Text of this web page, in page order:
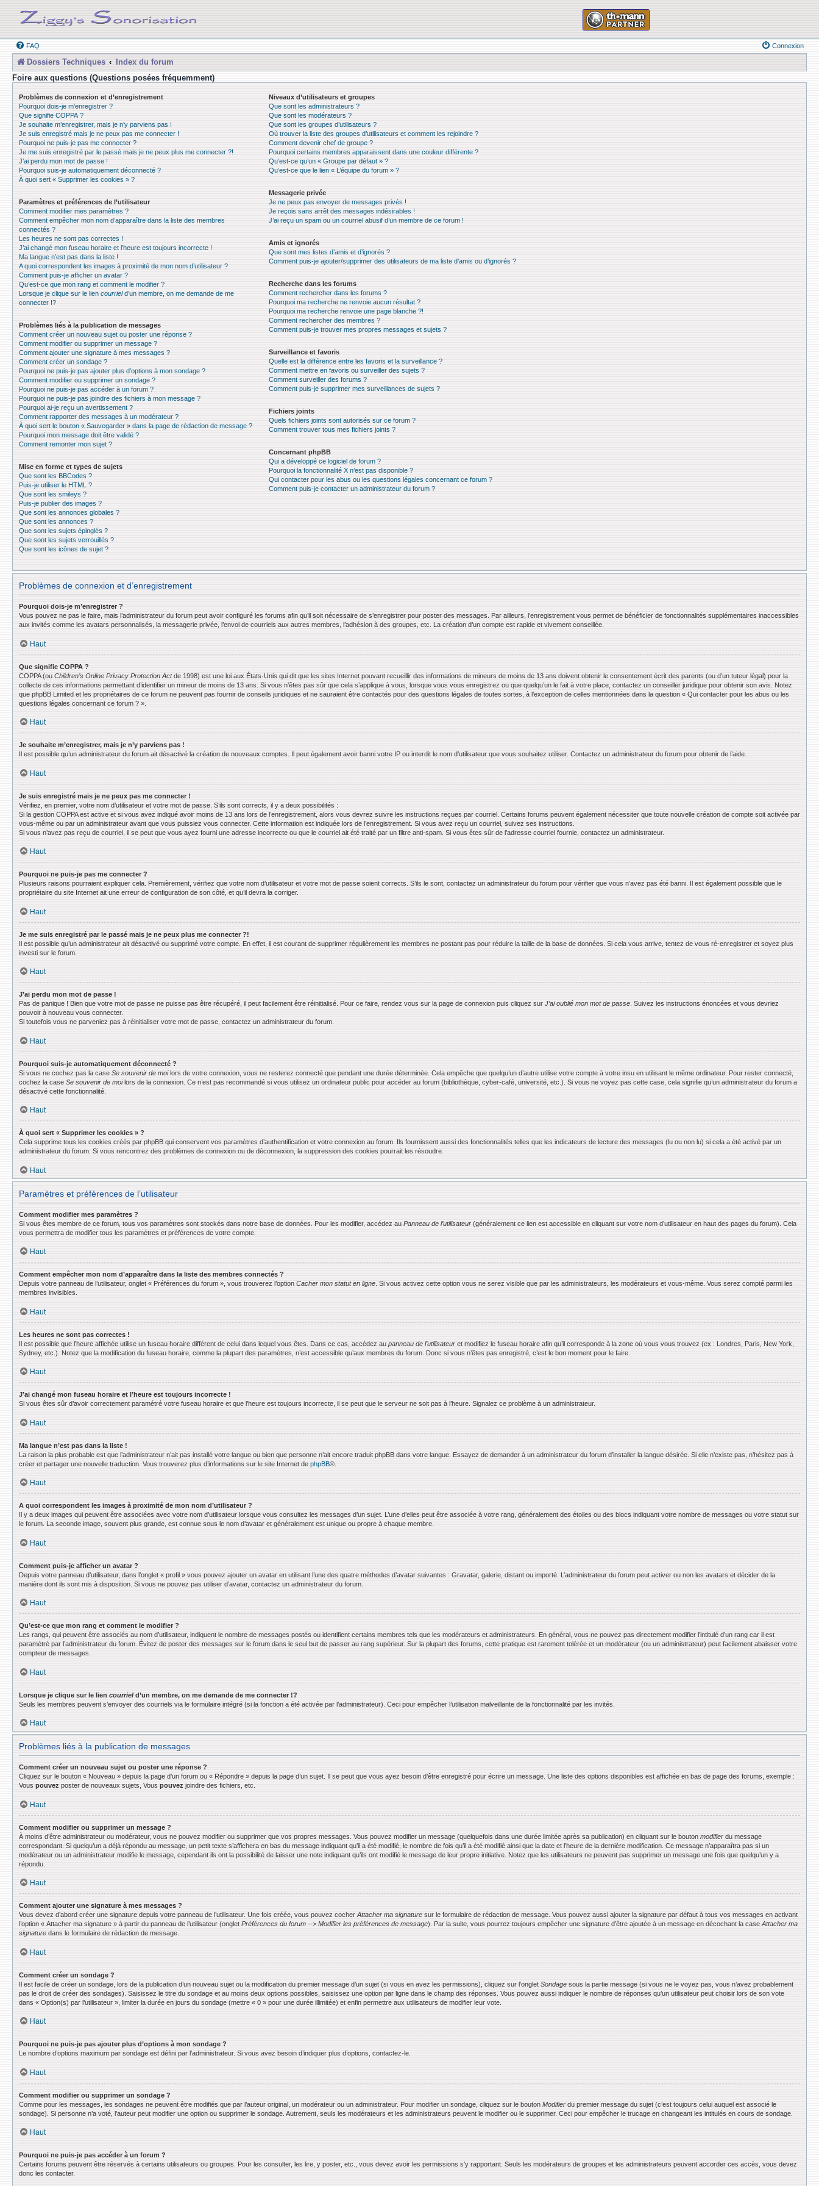
FAQ Connexion
Dossiers Techniques
Index du forum
Foire aux questions (Questions posées fréquemment)
Problèmes de connexion et d’enregistrement
Pourquoi dois-je m’enregistrer ?
Que signifie COPPA ?
Je souhaite m’enregistrer, mais je n’y parviens pas !
Je suis enregistré mais je ne peux pas me connecter !
Pourquoi ne puis-je pas me connecter ?
Je me suis enregistré par le passé mais je ne peux plus me connecter ?!
J’ai perdu mon mot de passe !
Pourquoi suis-je automatiquement déconnecté ?
À quoi sert « Supprimer les cookies » ?
Paramètres et préférences de l’utilisateur
Comment modifier mes paramètres ?
Comment empêcher mon nom d’apparaître dans la liste des membres
connectés ?
Les heures ne sont pas correctes !
J’ai changé mon fuseau horaire et l’heure est toujours incorrecte !
Ma langue n’est pas dans la liste !
A quoi correspondent les images à proximité de mon nom d’utilisateur ?
Comment puis-je afficher un avatar ?
Qu’est-ce que mon rang et comment le modifier ?
Lorsque je clique sur le lien courrield’un membre, on me demande de me
connecter !?
Problèmes liés à la publication de messages
Comment créer un nouveau sujet ou poster une réponse ?
Comment modifier ou supprimer un message ?
Comment ajouter une signature à mes messages ?
Comment créer un sondage ?
Pourquoi ne puis-je pas ajouter plus d’options à mon sondage ?
Comment modifier ou supprimer un sondage ?
Pourquoi ne puis-je pas accéder à un forum ?
Pourquoi ne puis-je pas joindre des fichiers à mon message ?
Pourquoi ai-je reçu un avertissement ?
Comment rapporter des messages à un modérateur ?
À quoi sert le bouton « Sauvegarder » dans la page de rédaction de message ?
Pourquoi mon message doit être validé ?
Comment remonter mon sujet ?
Mise en forme et types de sujets
Que sont les BBCodes ?
Puis-je utiliser le HTML ?
Que sont les smileys ?
Puis-je publier des images ?
Que sont les annonces globales ?
Que sont les annonces ?
Que sont les sujets épinglés ?
Que sont les sujets verrouillés ?
Que sont les icônes de sujet ?
Niveaux d’utilisateurs et groupes
Que sont les administrateurs ?
Que sont les modérateurs ?
Que sont les groupes d’utilisateurs ?
Où trouver la liste des groupes d’utilisateurs et comment les rejoindre ?
Comment devenir chef de groupe ?
Pourquoi certains membres apparaissent dans une couleur différente ?
Qu’est-ce qu’un « Groupe par défaut » ?
Qu’est-ce que le lien « L’équipe du forum » ?
Messagerie privée
Je ne peux pas envoyer de messages privés !
Je reçois sans arrêt des messages indésirables !
J’ai reçu un spam ou un courriel abusif d’un membre de ce forum !
Amis et ignorés
Que sont mes listes d’amis et d’ignorés ?
Comment puis-je ajouter/supprimer des utilisateurs de ma liste d’amis ou d’ignorés ?
Recherche dans les forums
Comment rechercher dans les forums ?
Pourquoi ma recherche ne renvoie aucun résultat ?
Pourquoi ma recherche renvoie une page blanche ?!
Comment rechercher des membres ?
Comment puis-je trouver mes propres messages et sujets ?
Surveillance et favoris
Quelle est la différence entre les favoris et la surveillance ?
Comment mettre en favoris ou surveiller des sujets ?
Comment surveiller des forums ?
Comment puis-je supprimer mes surveillances de sujets ?
Fichiers joints
Quels fichiers joints sont autorisés sur ce forum ?
Comment trouver tous mes fichiers joints ?
Concernant phpBB
Qui a développé ce logiciel de forum ?
Pourquoi la fonctionnalité X n’est pas disponible ?
Qui contacter pour les abus ou les questions légales concernant ce forum ?
Comment puis-je contacter un administrateur du forum ?
Problèmes de connexion et d’enregistrement
Pourquoi dois-je m’enregistrer ?
Vous pouvez ne pas le faire, mais l’administrateur du forum peut avoir configuré les forums afin qu’il soit nécessaire de s’enregistrer pour poster des messages. Par ailleurs, l’enregistrement vous permet de bénéficier de fonctionnalités supplémentaires inaccessibles
aux invités comme les avatars personnalisés, la messagerie privée, l’envoi de courriels aux autres membres, l’adhésion à des groupes, etc. La création d’un compte est rapide et vivement conseillée.
Haut
Que signifie COPPA ?
COPPA (ou Children’s Online Privacy Protection Actde 1998) est une loi aux États-Unis qui dit que les sites Internet pouvant recueillir des informations de mineurs de moins de 13 ans doivent obtenir le consentement écrit des parents (ou d’un tuteur légal) pour la
collecte de ces informations permettant d’identifier un mineur de moins de 13 ans. Si vous n’êtes pas sûr que cela s’applique à vous, lorsque vous vous enregistrez ou que quelqu’un le fait à votre place, contactez un conseiller juridique pour obtenir son avis. Notez
que phpBB Limited et les propriétaires de ce forum ne peuvent pas fournir de conseils juridiques et ne sauraient être contactés pour des questions légales de toutes sortes, à l’exception de celles mentionnées dans la question « Qui contacter pour les abus ou les
questions légales concernant ce forum ? ».
Haut
Je souhaite m’enregistrer, mais je n’y parviens pas !
Il est possible qu’un administrateur du forum ait désactivé la création de nouveaux comptes. Il peut également avoir banni votre IP ou interdit le nom d’utilisateur que vous souhaitez utiliser. Contactez un administrateur du forum pour obtenir de l’aide.
Haut
Je suis enregistré mais je ne peux pas me connecter !
Vérifiez, en premier, votre nom d’utilisateur et votre mot de passe. S’ils sont corrects, il y a deux possibilités :
Si la gestion COPPA est active et si vous avez indiqué avoir moins de 13 ans lors de l’enregistrement, alors vous devrez suivre les instructions reçues par courriel. Certains forums peuvent également nécessiter que toute nouvelle création de compte soit activée par
vous-même ou par un administrateur avant que vous puissiez vous connecter. Cette information est indiquée lors de l’enregistrement. Si vous avez reçu un courriel, suivez ses instructions.
Si vous n’avez pas reçu de courriel, il se peut que vous ayez fourni une adresse incorrecte ou que le courriel ait été traité par un filtre anti-spam. Si vous êtes sûr de l’adresse courriel fournie, contactez un administrateur.
Haut
Pourquoi ne puis-je pas me connecter ?
Plusieurs raisons pourraient expliquer cela. Premièrement, vérifiez que votre nom d’utilisateur et votre mot de passe soient corrects. S’ils le sont, contactez un administrateur du forum pour vérifier que vous n’avez pas été banni. Il est également possible que le
propriétaire du site Internet ait une erreur de configuration de son côté, et qu’il devra la corriger.
Haut
Je me suis enregistré par le passé mais je ne peux plus me connecter ?!
Il est possible qu’un administrateur ait désactivé ou supprimé votre compte. En effet, il est courant de supprimer régulièrement les membres ne postant pas pour réduire la taille de la base de données. Si cela vous arrive, tentez de vous ré-enregistrer et soyez plus
investi sur le forum.
Haut
J’ai perdu mon mot de passe !
Pas de panique ! Bien que votre mot de passe ne puisse pas être récupéré, il peut facilement être réinitialisé. Pour ce faire, rendez vous sur la page de connexion puis cliquez sur J’ai oublié mon mot de passe . Suivez les instructions énoncées et vous devriez
pouvoir à nouveau vous connecter.
Si toutefois vous ne parveniez pas à réinitialiser votre mot de passe, contactez un administrateur du forum.
Haut
Pourquoi suis-je automatiquement déconnecté ?
Si vous ne cochez pas la case Se souvenir de moilors de votre connexion, vous ne resterez connecté que pendant une durée déterminée. Cela empêche que quelqu’un d’autre utilise votre compte à votre insu en utilisant le même ordinateur. Pour rester connecté,
cochez la case Se souvenir de moilors de la connexion. Ce n’est pas recommandé si vous utilisez un ordinateur public pour accéder au forum (bibliothèque, cyber-café, université, etc.). Si vous ne voyez pas cette case, cela signifie qu’un administrateur du forum a
désactivé cette fonctionnalité.
Haut
À quoi sert « Supprimer les cookies » ?
Cela supprime tous les cookies créés par phpBB qui conservent vos paramètres d’authentification et votre connexion au forum. Ils fournissent aussi des fonctionnalités telles que les indicateurs de lecture des messages (lu ou non lu) si cela a été activé par un
administrateur du forum. Si vous rencontrez des problèmes de connexion ou de déconnexion, la suppression des cookies pourrait les résoudre.
Haut
Paramètres et préférences de l’utilisateur
Comment modifier mes paramètres ?
Si vous êtes membre de ce forum, tous vos paramètres sont stockés dans notre base de données. Pour les modifier, accédez au Panneau de l’utilisateur (généralement ce lien est accessible en cliquant sur votre nom d’utilisateur en haut des pages du forum). Cela
vous permettra de modifier tous les paramètres et préférences de votre compte.
Haut
Comment empêcher mon nom d’apparaître dans la liste des membres connectés ?
Depuis votre panneau de l’utilisateur, onglet « Préférences du forum », vous trouverez l’option Cacher mon statut en ligne . Si vous activez cette option vous ne serez visible que par les administrateurs, les modérateurs et vous-même. Vous serez compté parmi les
membres invisibles.
Haut
Les heures ne sont pas correctes !
Il est possible que l’heure affichée utilise un fuseau horaire différent de celui dans lequel vous êtes. Dans ce cas, accédez au panneau de l’utilisateur et modifiez le fuseau horaire afin qu’il corresponde à la zone où vous vous trouvez (ex : Londres, Paris, New York,
Sydney, etc.). Notez que la modification du fuseau horaire, comme la plupart des paramètres, n’est accessible qu’aux membres du forum. Donc si vous n’êtes pas enregistré, c’est le bon moment pour le faire.
Haut
J’ai changé mon fuseau horaire et l’heure est toujours incorrecte !
Si vous êtes sûr d’avoir correctement paramétré votre fuseau horaire et que l’heure est toujours incorrecte, il se peut que le serveur ne soit pas à l’heure. Signalez ce problème à un administrateur.
Haut
Ma langue n’est pas dans la liste !
La raison la plus probable est que l’administrateur n’ait pas installé votre langue ou bien que personne n’ait encore traduit phpBB dans votre langue. Essayez de demander à un administrateur du forum d’installer la langue désirée. Si elle n’existe pas, n’hésitez pas à
créer et partager une nouvelle traduction. Vous trouverez plus d’informations sur le site Internet de phpBB®.
Haut
A quoi correspondent les images à proximité de mon nom d’utilisateur ?
Il y a deux images qui peuvent être associées avec votre nom d’utilisateur lorsque vous consultez les messages d’un sujet. L’une d’elles peut être associée à votre rang, généralement des étoiles ou des blocs indiquant votre nombre de messages ou votre statut sur
le forum. La seconde image, souvent plus grande, est connue sous le nom d’avatar et généralement est unique ou propre à chaque membre.
Haut
Comment puis-je afficher un avatar ?
Depuis votre panneau d’utilisateur, dans l’onglet « profil » vous pouvez ajouter un avatar en utilisant l’une des quatre méthodes d’avatar suivantes : Gravatar, galerie, distant ou importé. L’administrateur du forum peut activer ou non les avatars et décider de la
manière dont ils sont mis à disposition. Si vous ne pouvez pas utiliser d’avatar, contactez un administrateur du forum.
Haut
Qu’est-ce que mon rang et comment le modifier ?
Les rangs, qui peuvent être associés au nom d’utilisateur, indiquent le nombre de messages postés ou identifient certains membres tels que les modérateurs et administrateurs. En général, vous ne pouvez pas directement modifier l’intitulé d’un rang car il est
paramétré par l’administrateur du forum. Évitez de poster des messages sur le forum dans le seul but de passer au rang supérieur. Sur la plupart des forums, cette pratique est rarement tolérée et un modérateur (ou un administrateur) peut facilement abaisser votre
compteur de messages.
Haut
Lorsque je clique sur le lien courrield’un membre, on me demande de me connecter !?
Seuls les membres peuvent s’envoyer des courriels via le formulaire intégré (si la fonction a été activée par l’administrateur). Ceci pour empêcher l’utilisation malveillante de la fonctionnalité par les invités.
Haut
Problèmes liés à la publication de messages
Comment créer un nouveau sujet ou poster une réponse ?
Cliquez sur le bouton « Nouveau » depuis la page d’un forum ou « Répondre » depuis la page d’un sujet. Il se peut que vous ayez besoin d’être enregistré pour écrire un message. Une liste des options disponibles est affichée en bas de page des forums, exemple :
Vous pouvez poster de nouveaux sujets, Vous pouvez joindre des fichiers, etc.
Haut
Comment modifier ou supprimer un message ?
À moins d’être administrateur ou modérateur, vous ne pouvez modifier ou supprimer que vos propres messages. Vous pouvez modifier un message (quelquefois dans une durée limitée après sa publication) en cliquant sur le bouton modifier du message
correspondant. Si quelqu’un a déjà répondu au message, un petit texte s’affichera en bas du message indiquant qu’il a été modifié, le nombre de fois qu’il a été modifié ainsi que la date et l’heure de la dernière modification. Ce message n’apparaîtra pas si un
modérateur ou un administrateur modifie le message, cependant ils ont la possibilité de laisser une note indiquant qu’ils ont modifié le message de leur propre initiative. Notez que les utilisateurs ne peuvent pas supprimer un message une fois que quelqu’un y a
répondu.
Haut
Comment ajouter une signature à mes messages ?
Vous devez d’abord créer une signature depuis votre panneau de l’utilisateur. Une fois créée, vous pouvez cocher Attacher ma signature sur le formulaire de rédaction de message. Vous pouvez aussi ajouter la signature par défaut à tous vos messages en activant
l’option « Attacher ma signature » à partir du panneau de l’utilisateur (onglet Préférences du forum --> Modifier les préférences de message). Par la suite, vous pourrez toujours empêcher une signature d’être ajoutée à un message en décochant la case Attacher ma
signature dans le formulaire de rédaction de message.
Haut
Comment créer un sondage ?
Il est facile de créer un sondage, lors de la publication d’un nouveau sujet ou la modification du premier message d’un sujet (si vous en avez les permissions), cliquez sur l’onglet Sondage sous la partie message (si vous ne le voyez pas, vous n’avez probablement
pas le droit de créer des sondages). Saisissez le titre du sondage et au moins deux options possibles, saisissez une option par ligne dans le champ des réponses. Vous pouvez aussi indiquer le nombre de réponses qu’un utilisateur peut choisir lors de son vote
dans « Option(s) par l’utilisateur », limiter la durée en jours du sondage (mettre « 0 » pour une durée illimitée) et enfin permettre aux utilisateurs de modifier leur vote.
Haut
Pourquoi ne puis-je pas ajouter plus d’options à mon sondage ?
Le nombre d’options maximum par sondage est défini par l’administrateur. Si vous avez besoin d’indiquer plus d’options, contactez-le.
Haut
Comment modifier ou supprimer un sondage ?
Comme pour les messages, les sondages ne peuvent être modifiés que par l’auteur original, un modérateur ou un administrateur. Pour modifier un sondage, cliquez sur le bouton Modifier du premier message du sujet (c’est toujours celui auquel est associé le
sondage). Si personne n’a voté, l’auteur peut modifier une option ou supprimer le sondage. Autrement, seuls les modérateurs et les administrateurs peuvent le modifier ou le supprimer. Ceci pour empêcher le trucage en changeant les intitulés en cours de sondage.
Haut
Pourquoi ne puis-je pas accéder à un forum ?
Certains forums peuvent être réservés à certains utilisateurs ou groupes. Pour les consulter, les lire, y poster, etc., vous devez avoir les permissions s’y rapportant. Seuls les modérateurs de groupes et les administrateurs peuvent accorder ces accès, vous devez
donc les contacter.